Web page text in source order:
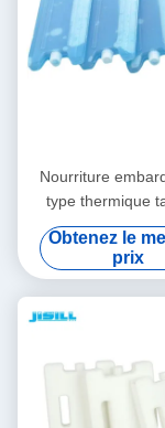
Nourriture
type thermique
vessies de
Refreezable
Obtenez le
prix